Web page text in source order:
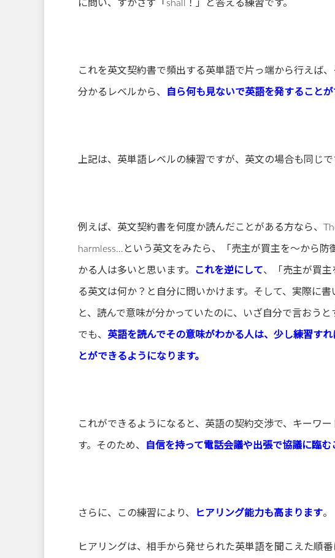
に問い、すかさず「shall！」と答える練習です。
これを英文契約書で頻出する英単語で片っ端から行えば
分かるレベルから、 自ら何も見ないで英語を発すること
上記は、英単語レベルの練習ですが、英文の場合も同じで
例えば、英文契約書を何度か読んだことがある方なら、
harmless…という英文をみたら、「売主が買主を～から
かる人は多いと思います。 これを逆にして、「売主が買
る英文は何か？と自分に問いかけます。そして、実際に
と、読んで意味が分かっていたのに、いざ自分で言おう
でも、 英語を読んでその意味がわかる人は、少し練習す
とができるようになります。
これができるようになると、英語の契約交渉で、キーワ
す。そのため、 自信を持って電話会議や出張で協議に臨む
さらに、この練習により、 ヒアリング能力も高まります。
ヒアリングは、相手から発せられた英単語を聞こえた順